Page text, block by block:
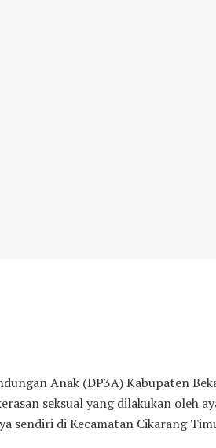
Anak (DP3A) Kabupaten
seksual yang dilakukan oleh
sendiri di Kecamatan Cikarang